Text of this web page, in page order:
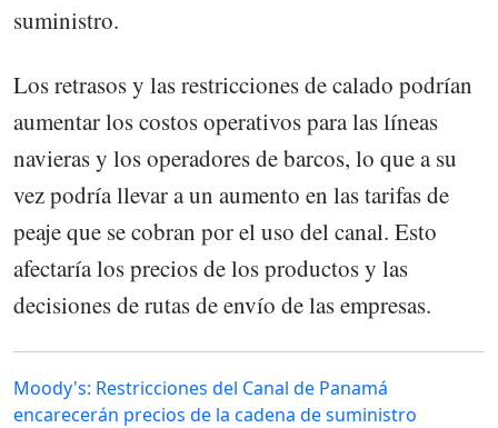
suministro.
Los retrasos y las restricciones de calado podrían
aumentar los costos operativos para las líneas
navieras y los operadores de barcos, lo que a su
vez podría llevar a un aumento en las tarifas de
peaje que se cobran por el uso del canal. Esto
afectaría los precios de los productos y las
decisiones de rutas de envío de las empresas.
Moody's: Restricciones del Canal de Panamá
encarecerán precios de la cadena de suministro